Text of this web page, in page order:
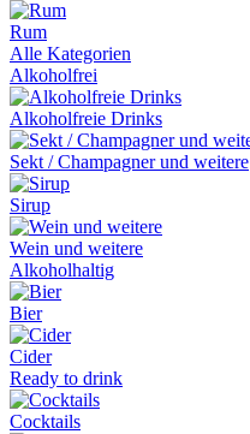
Rum
Alle Kategorien
Alkoholfrei
Alkoholfreie Drinks
Sekt / Champagner und weitere
Sirup
Wein und weitere
Alkoholhaltig
Bier
Cider
Ready to drink
Cocktails